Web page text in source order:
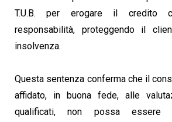
T.U.B. per erogare il credito
responsabilità, proteggendo il
insolvenza.
Questa sentenza conferma che il
affidato, in buona fede, alle
qualificati, non possa essere